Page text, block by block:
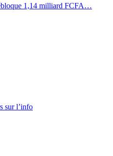
1,14 milliard FCFA…
sur l’info